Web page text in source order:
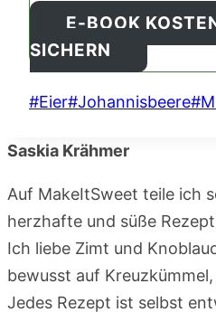
E-BOOK
SICHERN
Schlagworte:
#Eier#Johannisbeere#
Saskia Krähmer
Auf MakeItSweet teile ich
herzhafte und süße
Ich liebe Zimt und
bewusst auf
Jedes Rezept ist selbst